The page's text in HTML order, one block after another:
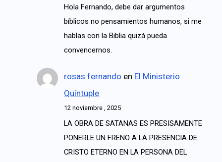
Hola Fernando, debe dar argumentos
bíblicos no pensamientos humanos, si me
hablas con la Biblia quizá pueda
convencernos.
rosas fernando en El Ministerio
Quíntuple
12 noviembre , 2025
LA OBRA DE SATANAS ES PRESISAMENTE
PONERLE UN FRENO A LA PRESENCIA DE
CRISTO ETERNO EN LA PERSONA DEL